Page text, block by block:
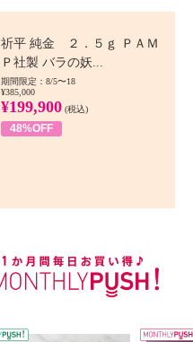
祈平 純金 ２．５ｇ ＰＡＭ
Ｐ社製 バラの妖...
期間限定：8/5〜18
¥385,000
¥199,900 (税込)
48%OFF
WEEKLY PUSH